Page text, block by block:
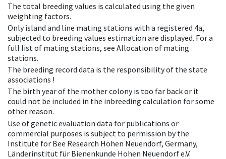
The total breeding values is calculated using the given
weighting factors.
Only island and line mating stations with a registered 4a,
subjected to breeding values estimation are displayed. For a
full list of mating stations, see Allocation of mating
stations.
The breeding record data is the responsibility of the state
associations !
The birth year of the mother colony is too far back or it
could not be included in the inbreeding calculation for some
other reason.
Use of genetic evaluation data for publications or
commercial purposes is subject to permission by the
Institute for Bee Research Hohen Neuendorf, Germany,
Länderinstitut für Bienenkunde Hohen Neuendorf e.V.